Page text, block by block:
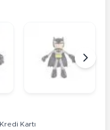
Kredi Kartı